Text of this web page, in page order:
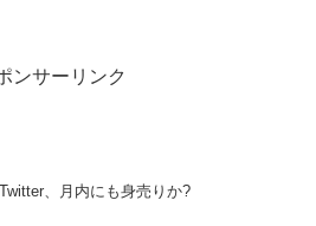
ンサーリンク
Twitter、月内にも身売りか?